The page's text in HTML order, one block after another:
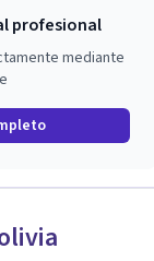
profesional
mediante